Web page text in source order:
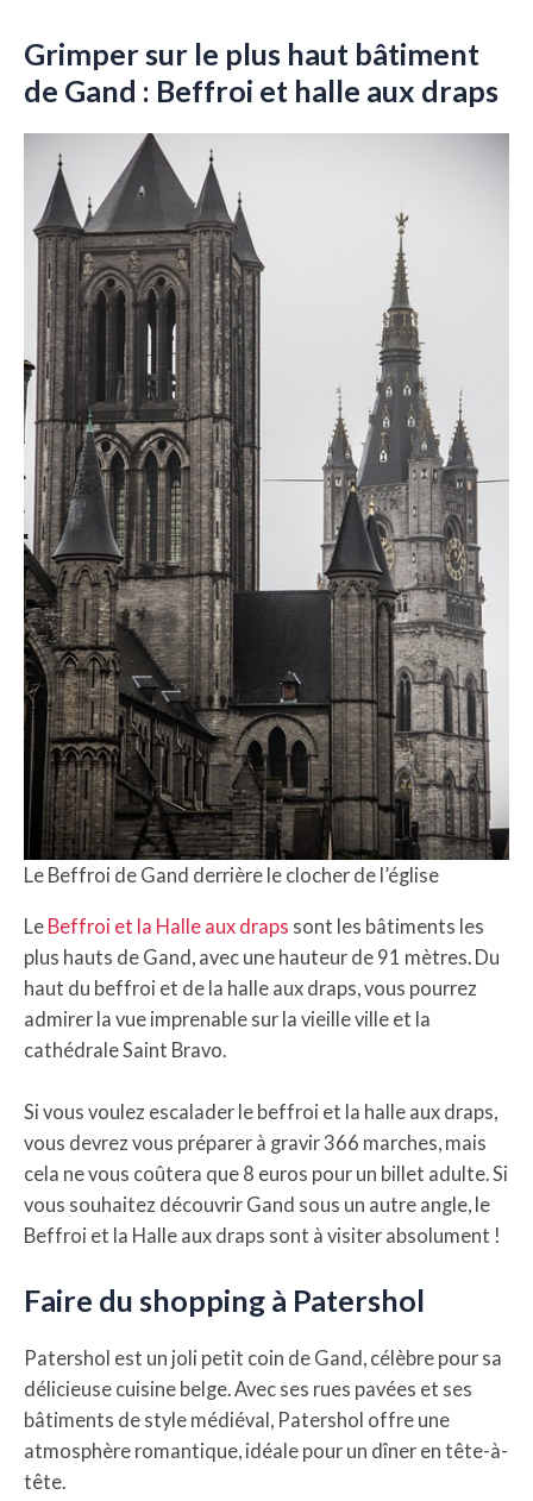
Grimper sur le plus haut bâtiment
de Gand : Beffroi et halle aux draps
Le Beffroi de Gand derrière le clocher de l’église
Le Beffroi et la Halle aux draps sont les bâtiments les
plus hauts de Gand, avec une hauteur de 91 mètres. Du
haut du beffroi et de la halle aux draps, vous pourrez
admirer la vue imprenable sur la vieille ville et la
cathédrale Saint Bravo.
Si vous voulez escalader le beffroi et la halle aux draps,
vous devrez vous préparer à gravir 366 marches, mais
cela ne vous coûtera que 8 euros pour un billet adulte. Si
vous souhaitez découvrir Gand sous un autre angle, le
Beffroi et la Halle aux draps sont à visiter absolument !
Faire du shopping à Patershol
Patershol est un joli petit coin de Gand, célèbre pour sa
délicieuse cuisine belge. Avec ses rues pavées et ses
bâtiments de style médiéval, Patershol offre une
atmosphère romantique, idéale pour un dîner en tête-à-
tête.